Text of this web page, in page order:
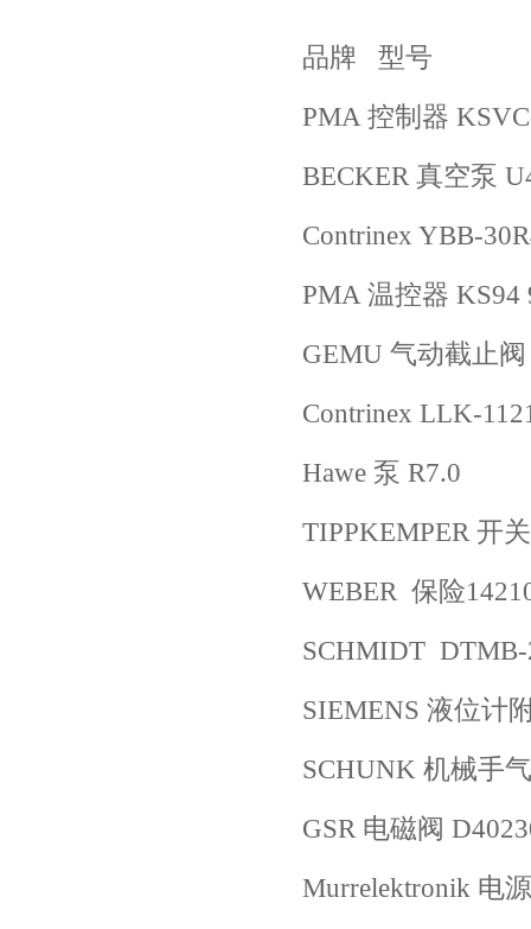
品牌 型号
PMA 控制器
BECKER 真空泵
Contrinex YBB-
PMA 温控器 KS94
GEMU 气动截止
Contrinex LLK-
Hawe 泵 R7.0
TIPPKEMPER 开
WEBER 保险
SCHMIDT DTMB-
SIEMENS 液位计
SCHUNK 机械手
GSR 电磁阀
Murrelektronik 电